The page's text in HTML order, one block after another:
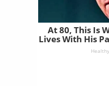
At 80, This Is
Lives With His